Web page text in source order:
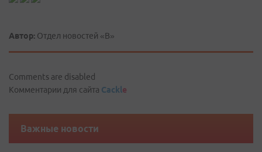
Автор: Отдел новостей «В»
Comments are disabled
Комментарии для сайта Cackle
Важные новости